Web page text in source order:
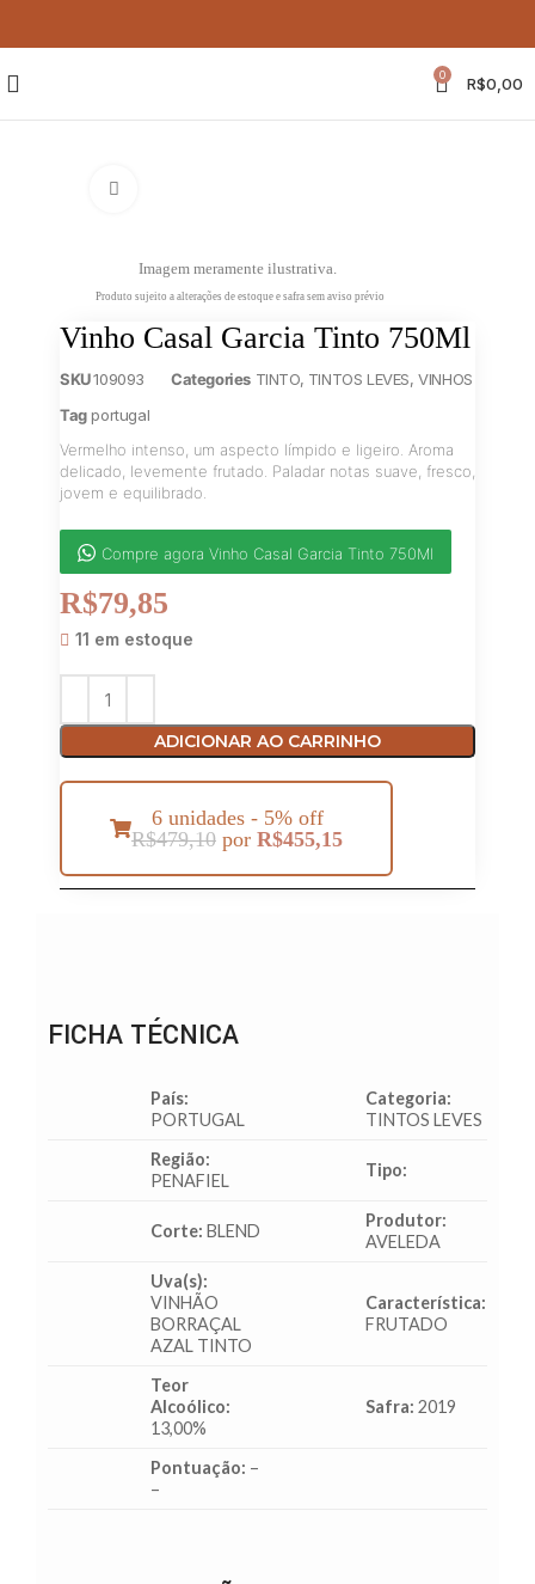
0 R$0,00
Imagem meramente ilustrativa.
Produto sujeito a alterações de estoque e safra sem aviso prévio
Vinho Casal Garcia Tinto 750Ml
SKU109093 Categories TINTO, TINTOS LEVES,VINHOS
Tag portugal
Vermelho intenso, um aspecto límpido e ligeiro. Aroma
delicado, levemente frutado. Paladar notas suave, fresco,
jovem e equilibrado.
Compre agora Vinho Casal Garcia Tinto 750Ml
R$79,85
11 em estoque
ADICIONAR AO CARRINHO
6 unidades - 5% off
R$479,10 por R$455,15
FICHA TÉCNICA
País:
PORTUGAL
Categoria:
TINTOS LEVES
Região:
PENAFIEL
Tipo:
Corte: BLEND
Produtor:
AVELEDA
Uva(s):
VINHÃO
BORRAÇAL
AZAL TINTO
Característica:
FRUTADO
Teor
Alcoólico:
13,00%
Safra: 2019
Pontuação: –
–